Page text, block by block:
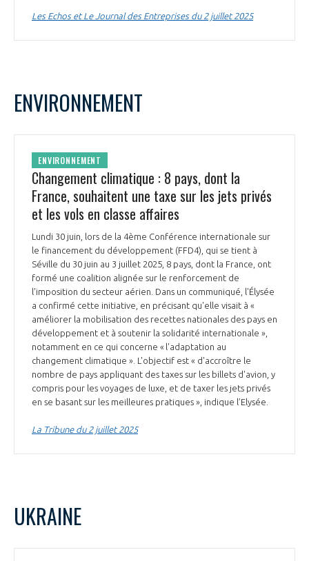
Les Echos et Le Journal des Entreprises du 2 juillet 2025
ENVIRONNEMENT
ENVIRONNEMENT
Changement climatique : 8 pays, dont la
France, souhaitent une taxe sur les jets privés
et les vols en classe affaires
Lundi 30 juin, lors de la 4ème Conférence internationale sur
le financement du développement (FFD4), qui se tient à
Séville du 30 juin au 3 juillet 2025, 8 pays, dont la France, ont
formé une coalition alignée sur le renforcement de
l'imposition du secteur aérien. Dans un communiqué, l'Élysée
a confirmé cette initiative, en précisant qu'elle visait à «
améliorer la mobilisation des recettes nationales des pays en
développement et à soutenir la solidarité internationale »,
notamment en ce qui concerne « l'adaptation au
changement climatique ». L'objectif est « d'accroître le
nombre de pays appliquant des taxes sur les billets d'avion, y
compris pour les voyages de luxe, et de taxer les jets privés
en se basant sur les meilleures pratiques », indique l’Elysée.
La Tribune du 2 juillet 2025
UKRAINE